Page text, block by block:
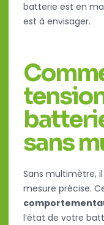
batterie est en
est à envisager.
sans
Sans multimètre,
mesure précise.
l’état de votre